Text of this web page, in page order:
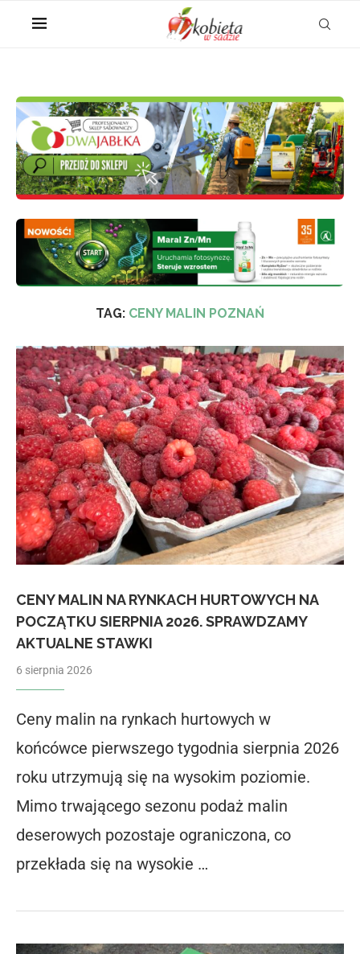
TAG: CENY MALIN POZNAŃ
CENY MALIN NA RYNKACH HURTOWYCH NA
POCZĄTKU SIERPNIA 2026. SPRAWDZAMY
AKTUALNE STAWKI
6 sierpnia 2026
Ceny malin na rynkach hurtowych w
końcówce pierwszego tygodnia sierpnia 2026
roku utrzymują się na wysokim poziomie.
Mimo trwającego sezonu podaż malin
deserowych pozostaje ograniczona, co
przekłada się na wysokie …